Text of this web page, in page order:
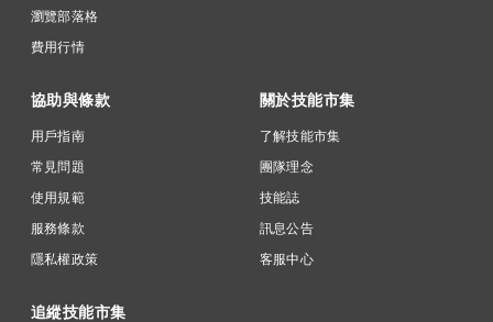
瀏覽部落格
費用行情
協助與條款
用戶指南
常見問題
使用規範
服務條款
隱私權政策
關於技能市集
了解技能市集
團隊理念
技能誌
訊息公告
客服中心
追縱技能市集